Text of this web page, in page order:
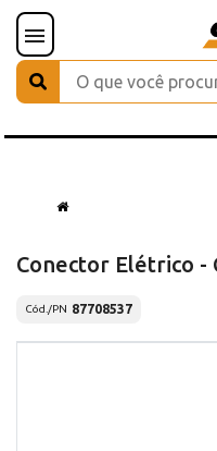
Conector Elétrico -
Cód./PN 87708537